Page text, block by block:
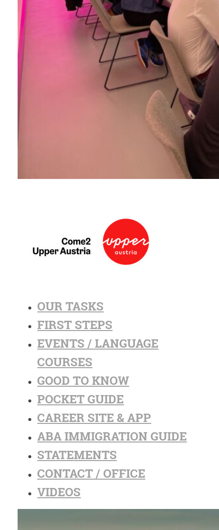
OUR TASKS
FIRST STEPS
EVENTS / LANGUAGE
COURSES
GOOD TO KNOW
POCKET GUIDE
CAREER SITE & APP
ABA IMMIGRATION GUIDE
STATEMENTS
CONTACT / OFFICE
VIDEOS